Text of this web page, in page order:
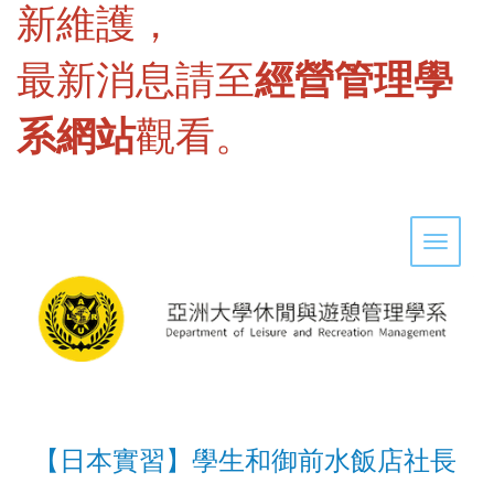
新維護，
最新消息請至經營管理學
系網站觀看。
Toggle
【日本實習】學生和御前水飯店社長